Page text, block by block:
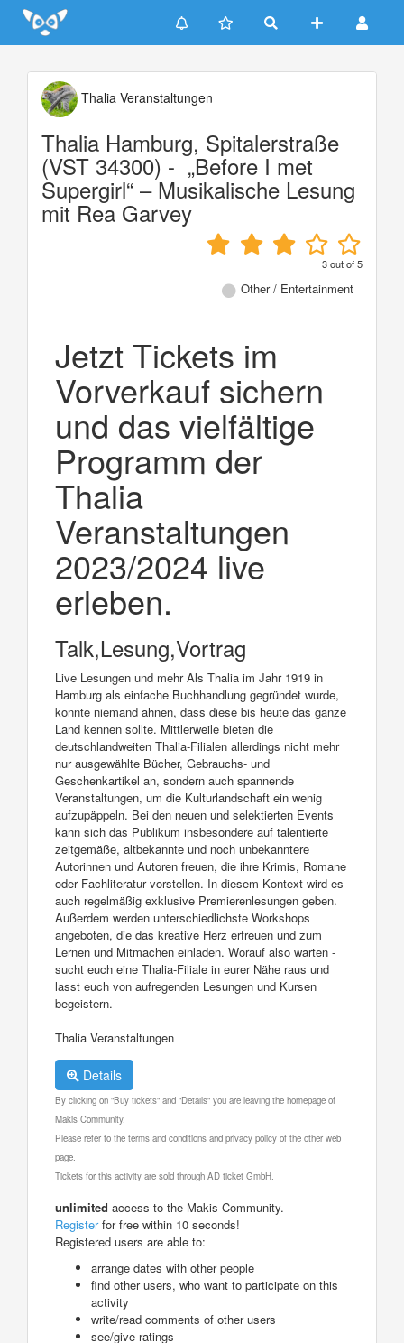
Update cookies preferences
Thalia Veranstaltungen
Thalia Hamburg, Spitalerstraße
(VST 34300) - „Before I met
Supergirl“ – Musikalische Lesung
mit Rea Garvey
3out of5
Other / Entertainment
Jetzt Tickets im
Vorverkauf sichern
und das vielfältige
Programm der
Thalia
Veranstaltungen
2023/2024 live
erleben.
Talk,Lesung,Vortrag
Live Lesungen und mehr Als Thalia im Jahr 1919 in
Hamburg als einfache Buchhandlung gegründet wurde,
konnte niemand ahnen, dass diese bis heute das ganze
Land kennen sollte. Mittlerweile bieten die
deutschlandweiten Thalia-Filialen allerdings nicht mehr
nur ausgewählte Bücher, Gebrauchs- und
Geschenkartikel an, sondern auch spannende
Veranstaltungen, um die Kulturlandschaft ein wenig
aufzupäppeln. Bei den neuen und selektierten Events
kann sich das Publikum insbesondere auf talentierte
zeitgemäße, altbekannte und noch unbekanntere
Autorinnen und Autoren freuen, die ihre Krimis, Romane
oder Fachliteratur vorstellen. In diesem Kontext wird es
auch regelmäßig exklusive Premierenlesungen geben.
Außerdem werden unterschiedlichste Workshops
angeboten, die das kreative Herz erfreuen und zum
Lernen und Mitmachen einladen. Worauf also warten -
sucht euch eine Thalia-Filiale in eurer Nähe raus und
lasst euch von aufregenden Lesungen und Kursen
begeistern.
Thalia Veranstaltungen
Details
By clicking on "Buy tickets" and "Details" you are leaving the homepage of
Makis Community.
Please refer to the terms and conditions and privacy policy of the other web
page.
Tickets for this activity are sold through AD ticket GmbH.
unlimited access to the Makis Community.
Registerfor free within 10 seconds!
Registered users are able to:
arrange dates with other people
find other users, who want to participate on this
activity
write/read comments of other users
see/give ratings